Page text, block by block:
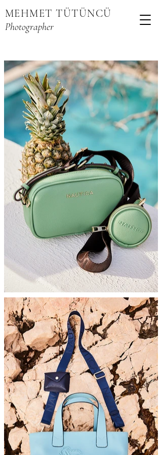
MEHMET TÜTÜNCÜ
Photographer